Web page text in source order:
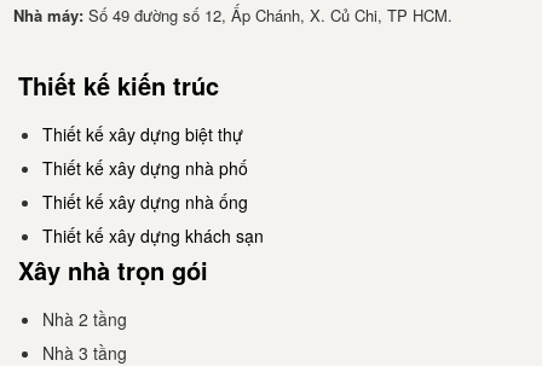
Nhà má​y: Số 49 đường số 12, Ấp Chánh, X. Củ Chi, TP HCM.
Thiết kế kiến trúc
Thiết kế xây dựng biệt thự
Thiết kế xây dựng nhà phố
Thiết kế xây dựng nhà ống
Thiết kế xây dựng khách sạn
Xây nhà trọn gói
Nhà 2 tầng
Nhà 3 tầng